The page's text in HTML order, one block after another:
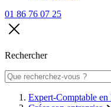
01 86 76 07 25
Rechercher
Expert-Comptable en